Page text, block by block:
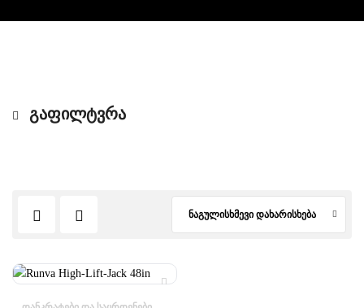
ᲒᲐᲤᲘᲚᲢᲕᲠᲐ
ნაგულისხმევი დახარისხება